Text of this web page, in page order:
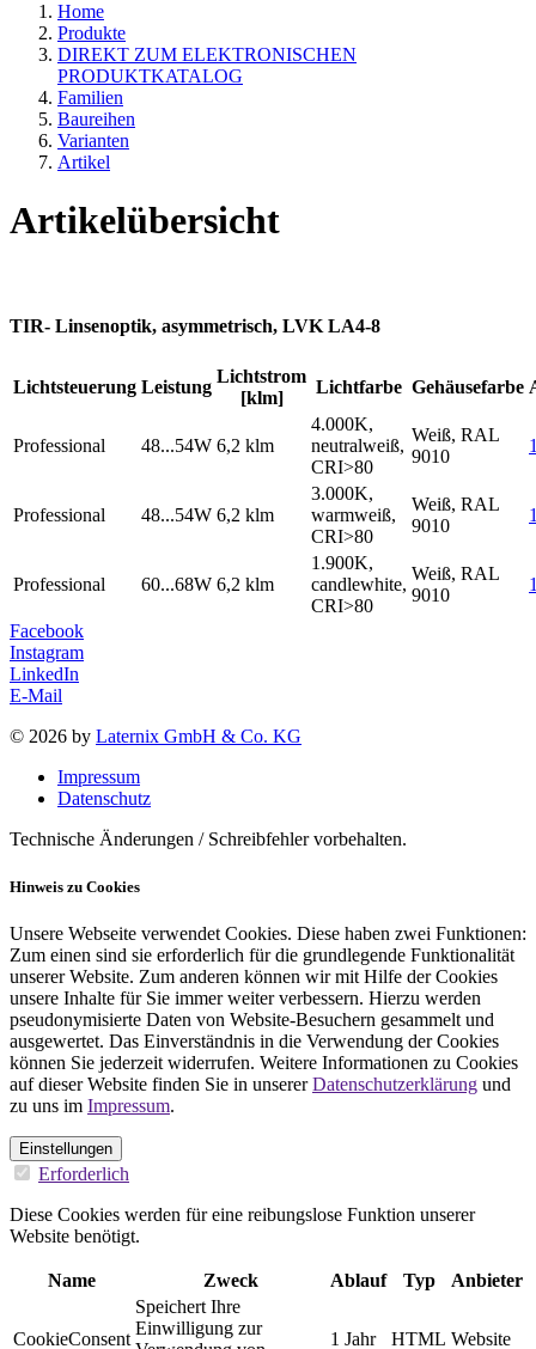
Home
Produkte
DIREKT ZUM ELEKTRONISCHEN
PRODUKTKATALOG
Familien
Baureihen
Varianten
Artikel
Artikelübersicht
TIR- Linsenoptik, asymmetrisch, LVK LA4-8
Lichtsteuerung Leistung
Lichtstrom
[klm]
Lichtfarbe Gehäusefarbe
Professional 48...54W 6,2 klm
4.000K,
neutralweiß,
CRI>80
Weiß, RAL
9010
Professional 48...54W 6,2 klm
3.000K,
warmweiß,
CRI>80
Weiß, RAL
9010
Professional 60...68W 6,2 klm
1.900K,
candlewhite,
CRI>80
Weiß, RAL
9010
Facebook
Instagram
LinkedIn
E-Mail
© 2026 by Laternix GmbH & Co. KG
Impressum
Datenschutz
Technische Änderungen / Schreibfehler vorbehalten.
Hinweis zu Cookies
Unsere Webseite verwendet Cookies. Diese haben zwei Funktionen:
Zum einen sind sie erforderlich für die grundlegende Funktionalität
unserer Website. Zum anderen können wir mit Hilfe der Cookies
unsere Inhalte für Sie immer weiter verbessern. Hierzu werden
pseudonymisierte Daten von Website-Besuchern gesammelt und
ausgewertet. Das Einverständnis in die Verwendung der Cookies
können Sie jederzeit widerrufen. Weitere Informationen zu Cookies
auf dieser Website finden Sie in unsererDatenschutzerklärung und
zu uns im Impressum.
Einstellungen
Erforderlich
Diese Cookies werden für eine reibungslose Funktion unserer
Website benötigt.
Name Zweck Ablauf Typ Anbieter
CookieConsent
Speichert Ihre
Einwilligung zur
1 Jahr HTML Website